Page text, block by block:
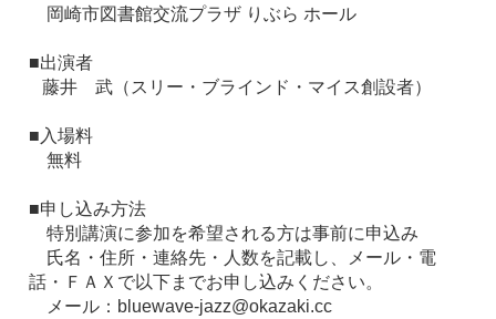
岡崎市図書館交流プラザ りぶら ホール
■出演者
藤井 武（スリー・ブラインド・マイス創設者）
■入場料
無料
■申し込み方法
特別講演に参加を希望される方は事前に申込み
氏名・住所・連絡先・人数を記載し、メール・電
話・ＦＡＸで以下までお申し込みください。
メール：bluewave-jazz@okazaki.cc